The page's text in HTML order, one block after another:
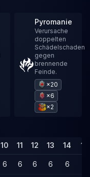
Pyromanie
Verursache
doppelten
Schädelschaden
gegen
brennende
Feinde.
×20
×6
×2
10 11 12 13 14 15
6 6 6 6 6